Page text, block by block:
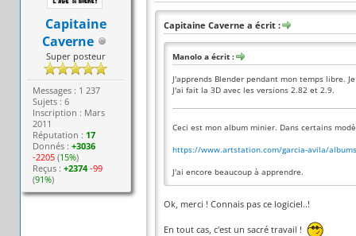
Capitaine
Caverne
Super posteur
Messages : 1 237
Sujets : 6
Inscription : Mars
2011
Réputation : 17
Donnés :+3036
-2205 (15%)
Reçus :+2374 -99
(91%)
Capitaine Caverne a écrit :
Manolo a écrit :
J'apprends Blender pendant mon temps libre.
J'ai fait la 3D avec les versions 2.82 et 2.9.
Ceci est mon album minier. Dans certains
https://www.artstation.com/garcia-avila/
J'ai encore beaucoup à apprendre.
Ok, merci ! Connais pas ce logiciel..!
En tout cas, c'est un sacré travail !